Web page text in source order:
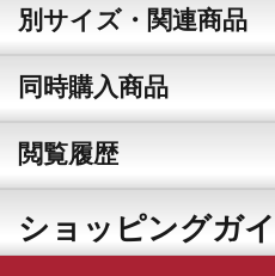
別サイズ・関連商品
同時購入商品
閲覧履歴
ショッピングガ